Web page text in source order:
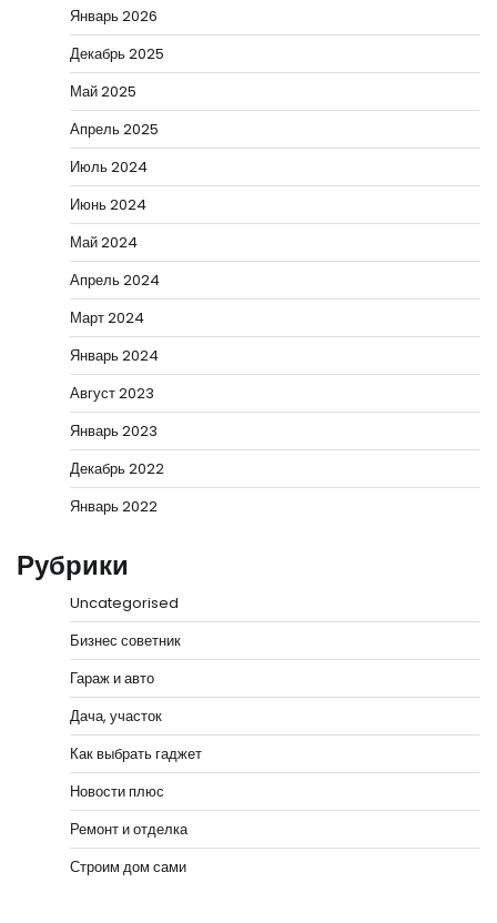
Январь 2026
Декабрь 2025
Май 2025
Апрель 2025
Июль 2024
Июнь 2024
Май 2024
Апрель 2024
Март 2024
Январь 2024
Август 2023
Январь 2023
Декабрь 2022
Январь 2022
Рубрики
Uncategorised
Бизнес советник
Гараж и авто
Дача, участок
Как выбрать гаджет
Новости плюс
Ремонт и отделка
Строим дом сами